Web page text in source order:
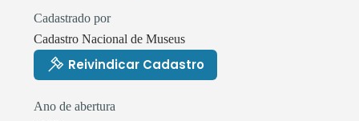
Cadastrado por
Cadastro Nacional de Museus
Reivindicar Cadastro
Ano de abertura